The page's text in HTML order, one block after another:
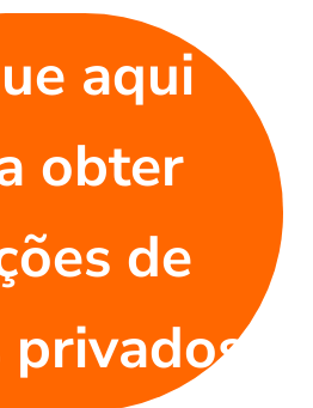
aqui
obter
de